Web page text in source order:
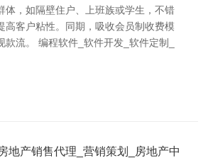
体，如隔壁住户、上班族或学生，不错
高客户粘性。同期，吸收会员制收费模
流。 编程软件_软件开发_软件定制_
地产销售代理_营销策划_房地产中